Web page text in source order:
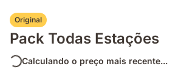
Original
Pack Todas Estações
Calculando o preço mais recente...